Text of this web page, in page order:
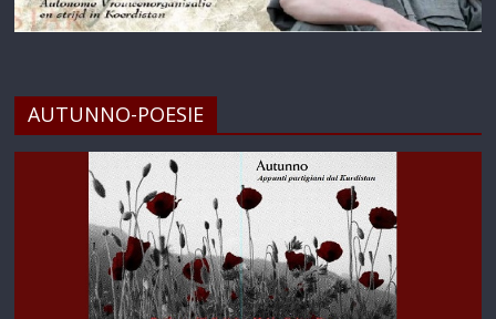
AUTUNNO-POESIE